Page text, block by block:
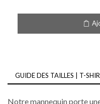
GUIDE DES TAILLES | T-
Notre mannequin porte